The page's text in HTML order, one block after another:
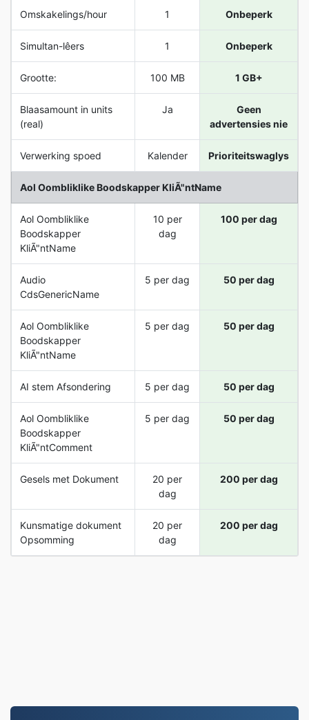
Omskakelings/hour 1 Onbeperk
Simultan-lêers 1 Onbeperk
Grootte: 100 MB 1 GB+
Blaasamount in units
(real)
Ja
Geen
advertensies nie
Verwerking spoed Kalender Prioriteitswaglys
Aol Oombliklike Boodskapper KliÃ"ntName
Aol Oombliklike
Boodskapper
KliÃ"ntName
10 per
dag
100 per dag
Audio
CdsGenericName
5 per dag 50 per dag
Aol Oombliklike
Boodskapper
KliÃ"ntName
5 per dag 50 per dag
AI stem Afsondering 5 per dag 50 per dag
Aol Oombliklike
Boodskapper
KliÃ"ntComment
5 per dag 50 per dag
Gesels met Dokument
20 per
dag
200 per dag
Kunsmatige dokument
Opsomming
20 per
dag
200 per dag